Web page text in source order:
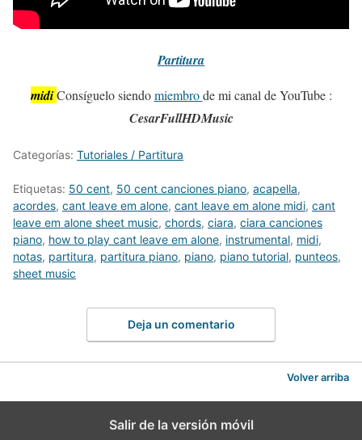
Partitura
midi Consíguelo siendomiembrode mi canal de YouTube :
CesarFullHDMusic
Categorías: Tutoriales / Partitura
Etiquetas: 50 cent, 50 cent canciones piano, acapella,
acordes, cant leave em alone, cant leave em alone midi, cant
leave em alone sheet music, chords, ciara, ciara canciones
piano, how to play cant leave em alone, instrumental, midi,
notas, partitura, partitura piano, piano, piano tutorial, punteos,
sheet music
Deja un comentario
Volver arriba
Salir de la versión móvil